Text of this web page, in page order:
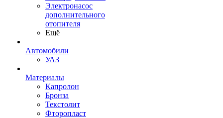
Электронасос
дополнительного
отопителя
Ещё
Автомобили
УАЗ
Материалы
Капролон
Бронза
Текстолит
Фторопласт